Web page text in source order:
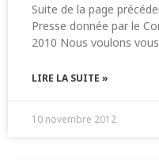
Suite de la page
Presse donnée par le
2010 Nous voulons
LIRE LA SUITE »
10 novembre 2012